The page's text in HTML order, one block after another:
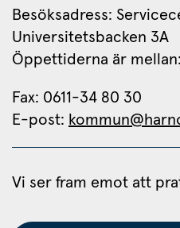
Besöksadress:
Universitetsbacken 3A
Öppettiderna är
Fax: 0611-34 80 30
E-post:
Vi ser fram emot att